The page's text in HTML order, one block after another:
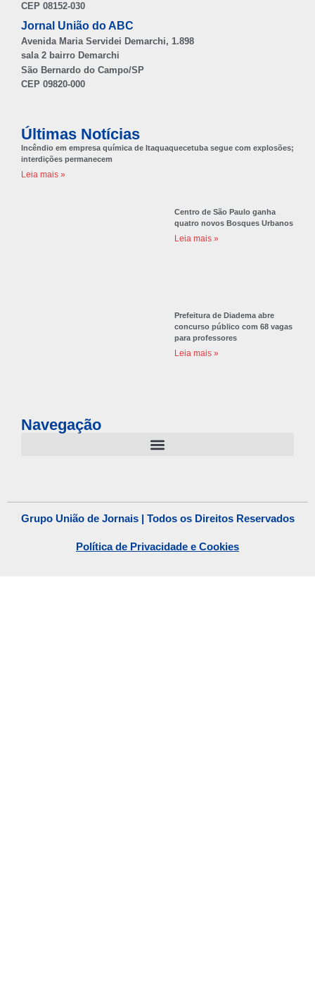
CEP 08152-030
Jornal União do ABC
Avenida Maria Servidei Demarchi, 1.898
sala 2 bairro Demarchi
São Bernardo do Campo/SP
CEP 09820-000
Últimas Notícias
Incêndio em empresa química de Itaquaquecetuba segue com explosões;
interdições permanecem
Leia mais »
Centro de São Paulo ganha
quatro novos Bosques Urbanos
Leia mais »
Prefeitura de Diadema abre
concurso público com 68 vagas
para professores
Leia mais »
Navegação
Grupo União de Jornais | Todos os Direitos Reservados
Política de Privacidade e Cookies